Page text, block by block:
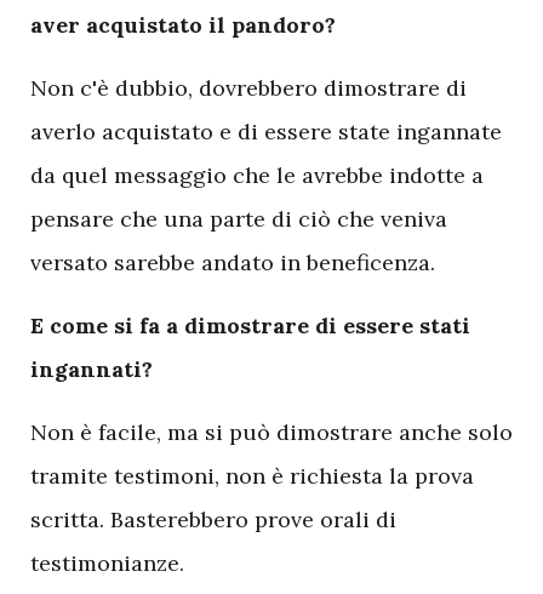
aver acquistato il pandoro?
Non c'è dubbio, dovrebbero dimostrare di
averlo acquistato e di essere state ingannate
da quel messaggio che le avrebbe indotte a
pensare che una parte di ciò che veniva
versato sarebbe andato in beneficenza.
E come si fa a dimostrare di essere stati
ingannati?
Non è facile, ma si può dimostrare anche solo
tramite testimoni, non è richiesta la prova
scritta. Basterebbero prove orali di
testimonianze.